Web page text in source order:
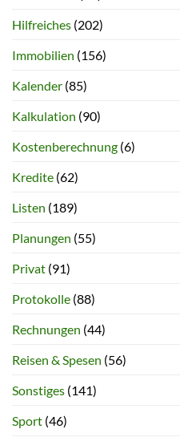
Hilfreiches (202)
Immobilien (156)
Kalender (85)
Kalkulation (90)
Kostenberechnung (6)
Kredite (62)
Listen (189)
Planungen (55)
Privat (91)
Protokolle (88)
Rechnungen (44)
Reisen & Spesen (56)
Sonstiges (141)
Sport (46)